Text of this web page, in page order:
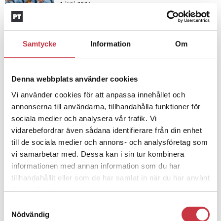
Samtycke Information Om
Denna webbplats använder cookies
Vi använder cookies för att anpassa innehållet och
annonserna till användarna, tillhandahålla funktioner för
sociala medier och analysera vår trafik. Vi
vidarebefordrar även sådana identifierare från din enhet
till de sociala medier och annons- och analysföretag som
vi samarbetar med. Dessa kan i sin tur kombinera
informationen med annan information som du har
tillhandahållit eller som de har samlat in när du har använt
deras tjänster.
Nödvändig
4 juni 2026
Miljoner i sjön –
polisaspiranter underkänns på
Jens Mårtensson:Snart 20 år i tjänst
– nu ska han lära sig grunderna
4 juni 2026
Polisregionen erkänner fel: ”Kommer
att rättas till”
Debatt